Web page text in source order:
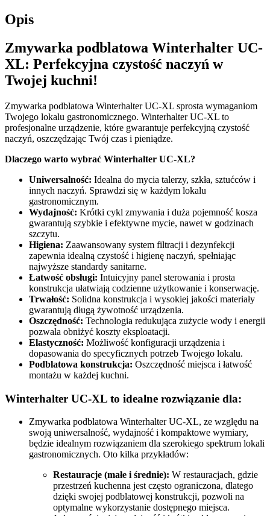
Opis
Zmywarka podblatowa Winterhalter UC-
XL: Perfekcyjna czystość naczyń w
Twojej kuchni!
Zmywarka podblatowa Winterhalter UC-XL sprosta wymaganiom
Twojego lokalu gastronomicznego. Winterhalter UC-XL to
profesjonalne urządzenie, które gwarantuje perfekcyjną czystość
naczyń, oszczędzając Twój czas i pieniądze.
Dlaczego warto wybrać Winterhalter UC-XL?
Uniwersalność: Idealna do mycia talerzy, szkła, sztućców i
innych naczyń. Sprawdzi się w każdym lokalu
gastronomicznym.
Wydajność: Krótki cykl zmywania i duża pojemność kosza
gwarantują szybkie i efektywne mycie, nawet w godzinach
szczytu.
Higiena: Zaawansowany system filtracji i dezynfekcji
zapewnia idealną czystość i higienę naczyń, spełniając
najwyższe standardy sanitarne.
Łatwość obsługi: Intuicyjny panel sterowania i prosta
konstrukcja ułatwiają codzienne użytkowanie i konserwację.
Trwałość: Solidna konstrukcja i wysokiej jakości materiały
gwarantują długą żywotność urządzenia.
Oszczędność: Technologia redukująca zużycie wody i energii
pozwala obniżyć koszty eksploatacji.
Elastyczność: Możliwość konfiguracji urządzenia i
dopasowania do specyficznych potrzeb Twojego lokalu.
Podblatowa konstrukcja: Oszczędność miejsca i łatwość
montażu w każdej kuchni.
Winterhalter UC-XL to idealne rozwiązanie dla:
Zmywarka podblatowa Winterhalter UC-XL, ze względu na
swoją uniwersalność, wydajność i kompaktowe wymiary,
będzie idealnym rozwiązaniem dla szerokiego spektrum lokali
gastronomicznych. Oto kilka przykładów:
Restauracje (małe i średnie): W restauracjach, gdzie
przestrzeń kuchenna jest często ograniczona, dlatego
dzięki swojej podblatowej konstrukcji, pozwoli na
optymalne wykorzystanie dostępnego miejsca.